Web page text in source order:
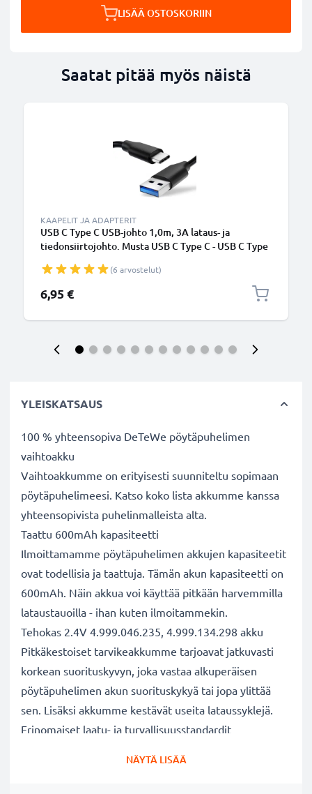
LISÄÄ OSTOSKORIIN
Saatat pitää myös näistä
KAAPELIT JA ADAPTERIT
USB C Type C USB-johto 1,0m, 3A lataus- ja
tiedonsiirtojohto. Musta USB C Type C - USB C Type
(6 arvostelut)
6,95 €
YLEISKATSAUS
100 % yhteensopiva DeTeWe pöytäpuhelimen
vaihtoakku
Vaihtoakkumme on erityisesti suunniteltu sopimaan
pöytäpuhelimeesi. Katso koko lista akkumme kanssa
yhteensopivista puhelinmalleista alta.
Taattu 600mAh kapasiteetti
Ilmoittamamme pöytäpuhelimen akkujen kapasiteetit
ovat todellisia ja taattuja. Tämän akun kapasiteetti on
600mAh. Näin akkua voi käyttää pitkään harvemmilla
lataustauoilla - ihan kuten ilmoitammekin.
Tehokas 2.4V 4.999.046.235, 4.999.134.298 akku
Pitkäkestoiset tarvikeakkumme tarjoavat jatkuvasti
korkean suorituskyvyn, joka vastaa alkuperäisen
pöytäpuhelimen akun suorituskykyä tai jopa ylittää
sen. Lisäksi akkumme kestävät useita lataussyklejä.
Erinomaiset laatu- ja turvallisuusstandardit
NÄYTÄ LISÄÄ